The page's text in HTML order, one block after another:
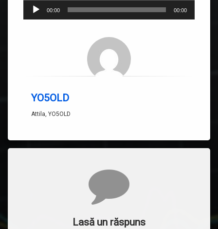
Player
audio
00:00 00:00
YO5OLD
Attila, YO5OLD
Lasă un răspuns